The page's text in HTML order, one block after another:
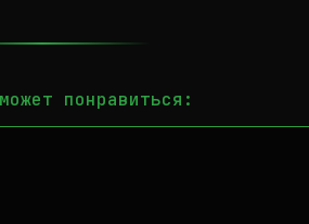
понравиться: